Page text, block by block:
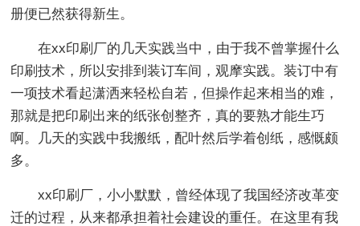
册便已然获得新生。
在xx印刷厂的几天实践当中，由于我不曾掌握什么
印刷技术，所以安排到装订车间，观摩实践。装订中有
一项技术看起潇洒来轻松自若，但操作起来相当的难，
那就是把印刷出来的纸张创整齐，真的要熟才能生巧
啊。几天的实践中我搬纸，配叶然后学着创纸，感慨颇
多。
xx印刷厂，小小默默，曾经体现了我国经济改革变
迁的过程，从来都承担着社会建设的重任。在这里有我